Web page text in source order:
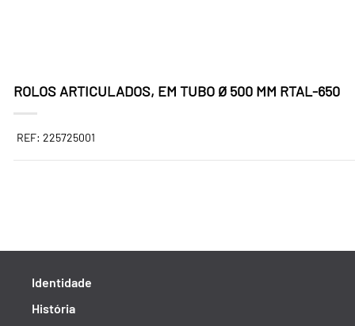
ROLOS ARTICULADOS, EM TUBO Ø 500 MM RTAL-650
REF: 225725001
Identidade
História